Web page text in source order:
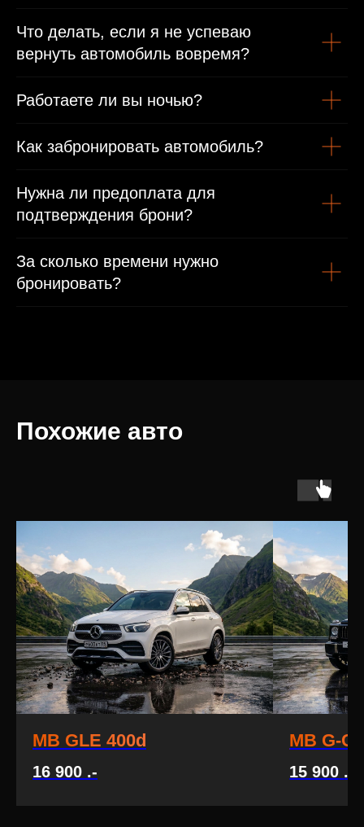
Что делать, если я не успеваю
вернуть автомобиль вовремя?
Работаете ли вы ночью?
Как забронировать автомобиль?
Нужна ли предоплата для
подтверждения брони?
За сколько времени нужно
бронировать?
Похожие авто
MB GLE 400d
16 900 .-
MB G-
15 900 .-